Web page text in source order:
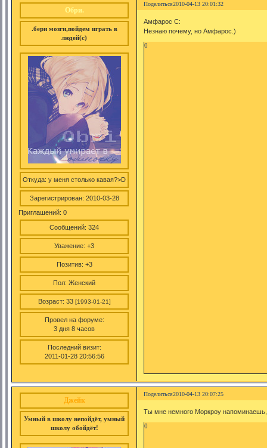
Поделиться2010-04-13 20:01:32
Обри.
.бери мозги,пойдем играть в
людей(с)
Откуда: у меня столько кавая?>D
Зарегистрирован: 2010-03-28
Приглашений: 0
Сообщений: 324
Уважение: +3
Позитив: +3
Пол: Женский
Возраст: 33 [1993-01-21]
Провел на форуме:
3 дня 8 часов
Последний визит:
2011-01-28 20:56:56
Амфарос С:
Незнаю почему, но Амфарос.)
0
Поделиться2010-04-13 20:07:25
Джейк
Умный в школу непойдёт, умный
школу обойдёт!
Ты мне немного Моркроу напоминаешь,
0